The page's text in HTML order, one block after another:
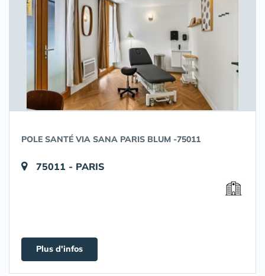
POLE SANTÉ VIA SANA PARIS BLUM -75011
75011 - PARIS
Plus d'infos